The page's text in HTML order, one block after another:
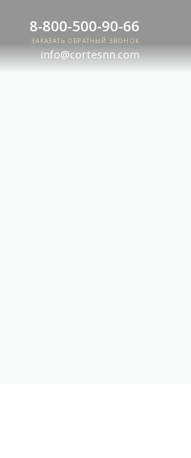
8-800-500-90-66
ЗАКАЗАТЬ ОБРАТНЫЙ ЗВОНОК
info@cortesnn.com